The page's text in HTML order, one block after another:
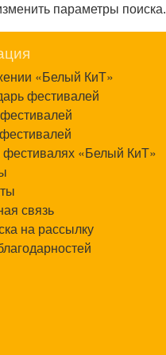
параметры поиска.
«Белый КиТ»
фестивалей
«Белый КиТ»
связь
на рассылку